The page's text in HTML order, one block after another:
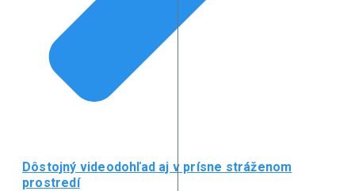
Dôstojný videodohľad aj v prísne stráženom
prostredí